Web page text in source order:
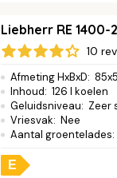
Liebherr RE 1400-
10
Afmeting HxBxD:
Inhoud: 126 l koelen
Geluidsniveau: Zeer
Vriesvak: Nee
Aantal groentelades:
E